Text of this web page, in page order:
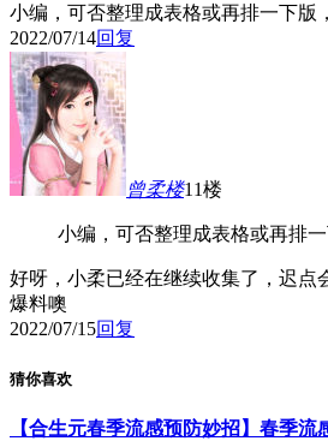
小编，可否整理成表格或再排一下版
2022/07/14回复
曾柔楼11楼
小编，可否整理成表格或再排
好呀，小柔已经在继续收集了，迟点
爆料噢
2022/07/15回复
猜你喜欢
【合生元春季流感预防妙招】春季流